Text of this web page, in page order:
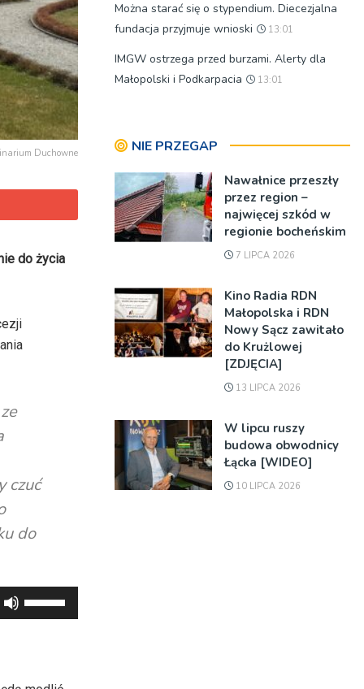
Duchowne
do życia
czuć
do
Używaj
strzałek
oraz
Można starać się o stypendium. Diecezjalna
fundacja przyjmuje wnioski
13:01
IMGW ostrzega przed burzami. Alerty dla
Małopolski i Podkarpacia
13:01
NIE PRZEGAP
Nawałnice przeszły
przez region –
najwięcej szkód w
regionie bocheńskim
7 LIPCA 2026
Kino Radia RDN
Małopolska i RDN
Nowy Sącz zawitało
do Krużlowej
[ZDJĘCIA]
13 LIPCA 2026
W lipcu ruszy
budowa obwodnicy
Łącka [WIDEO]
10 LIPCA 2026